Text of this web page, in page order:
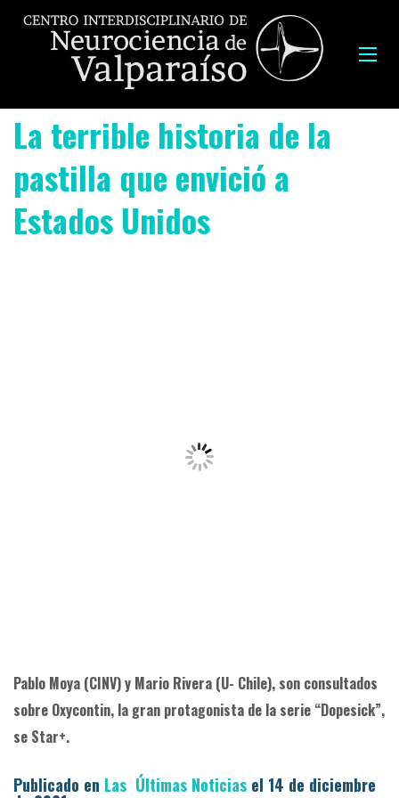
La terrible historia de la
pastilla que envició a
Estados Unidos
Pablo Moya (CINV) y Mario Rivera (U- Chile), son consultados
sobre Oxycontin, la gran protagonista de la serie “Dopesick”,
se Star+.
Publicado en Las Últimas Noticias el 14 de diciembre